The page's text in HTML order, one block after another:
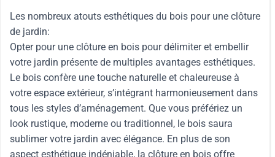
Les nombreux atouts esthétiques du bois pour une clôture
de jardin:
Opter pour une clôture en bois pour délimiter et embellir
votre jardin présente de multiples avantages esthétiques.
Le bois confère une touche naturelle et chaleureuse à
votre espace extérieur, s’intégrant harmonieusement dans
tous les styles d’aménagement. Que vous préfériez un
look rustique, moderne ou traditionnel, le bois saura
sublimer votre jardin avec élégance. En plus de son
aspect esthétique indéniable, la clôture en bois offre